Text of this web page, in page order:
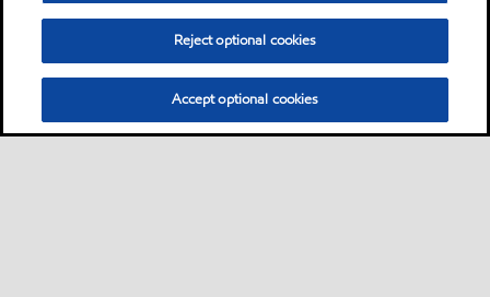
Reject optional cookies
Accept optional cookies